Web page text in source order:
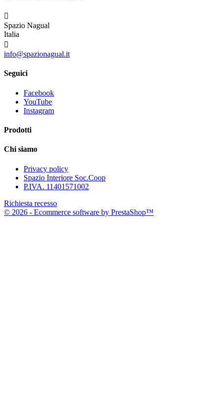

Spazio Nagual
Italia

info@spazionagual.it
Seguici
Facebook
YouTube
Instagram
Prodotti
Chi siamo
Privacy policy
Spazio Interiore Soc.Coop
P.IVA. 11401571002
Richiesta recesso
© 2026 - Ecommerce software by PrestaShop™